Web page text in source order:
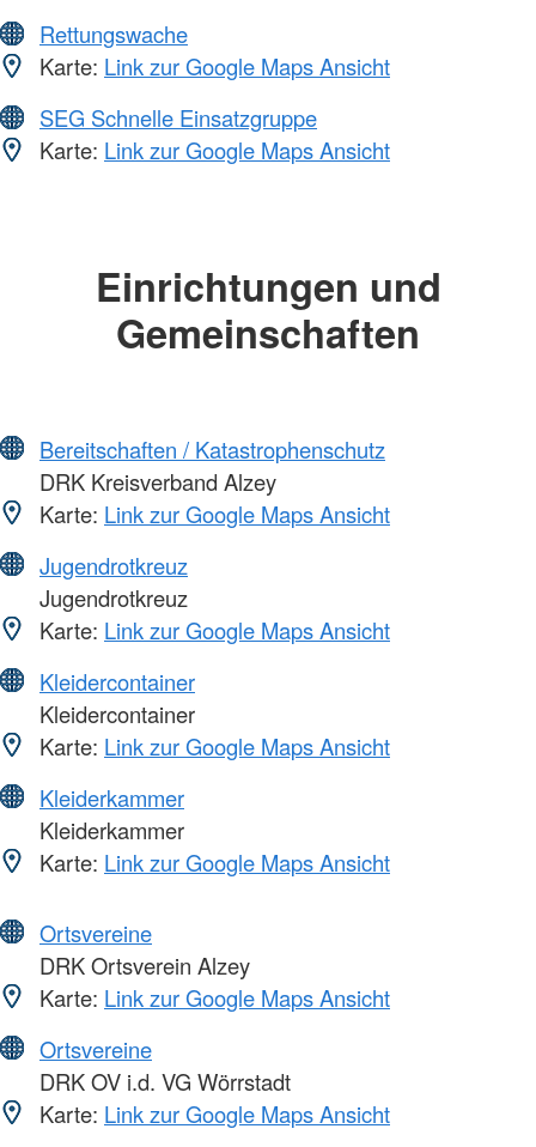
Rettungswache
Karte: Link zur Google Maps Ansicht
SEG Schnelle Einsatzgruppe
Karte: Link zur Google Maps Ansicht
Einrichtungen und
Gemeinschaften
Bereitschaften / Katastrophenschutz
DRK Kreisverband Alzey
Karte: Link zur Google Maps Ansicht
Jugendrotkreuz
Jugendrotkreuz
Karte: Link zur Google Maps Ansicht
Kleidercontainer
Kleidercontainer
Karte: Link zur Google Maps Ansicht
Kleiderkammer
Kleiderkammer
Karte: Link zur Google Maps Ansicht
Ortsvereine
DRK Ortsverein Alzey
Karte: Link zur Google Maps Ansicht
Ortsvereine
DRK OV i.d. VG Wörrstadt
Karte: Link zur Google Maps Ansicht